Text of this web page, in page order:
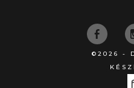
©2026 -